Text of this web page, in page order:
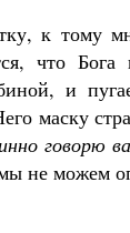
к тому
что
и
маску
говорю
не можем